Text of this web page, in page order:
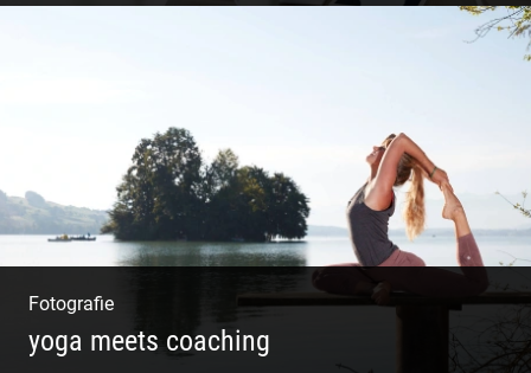
Fotografie
yoga meets coaching